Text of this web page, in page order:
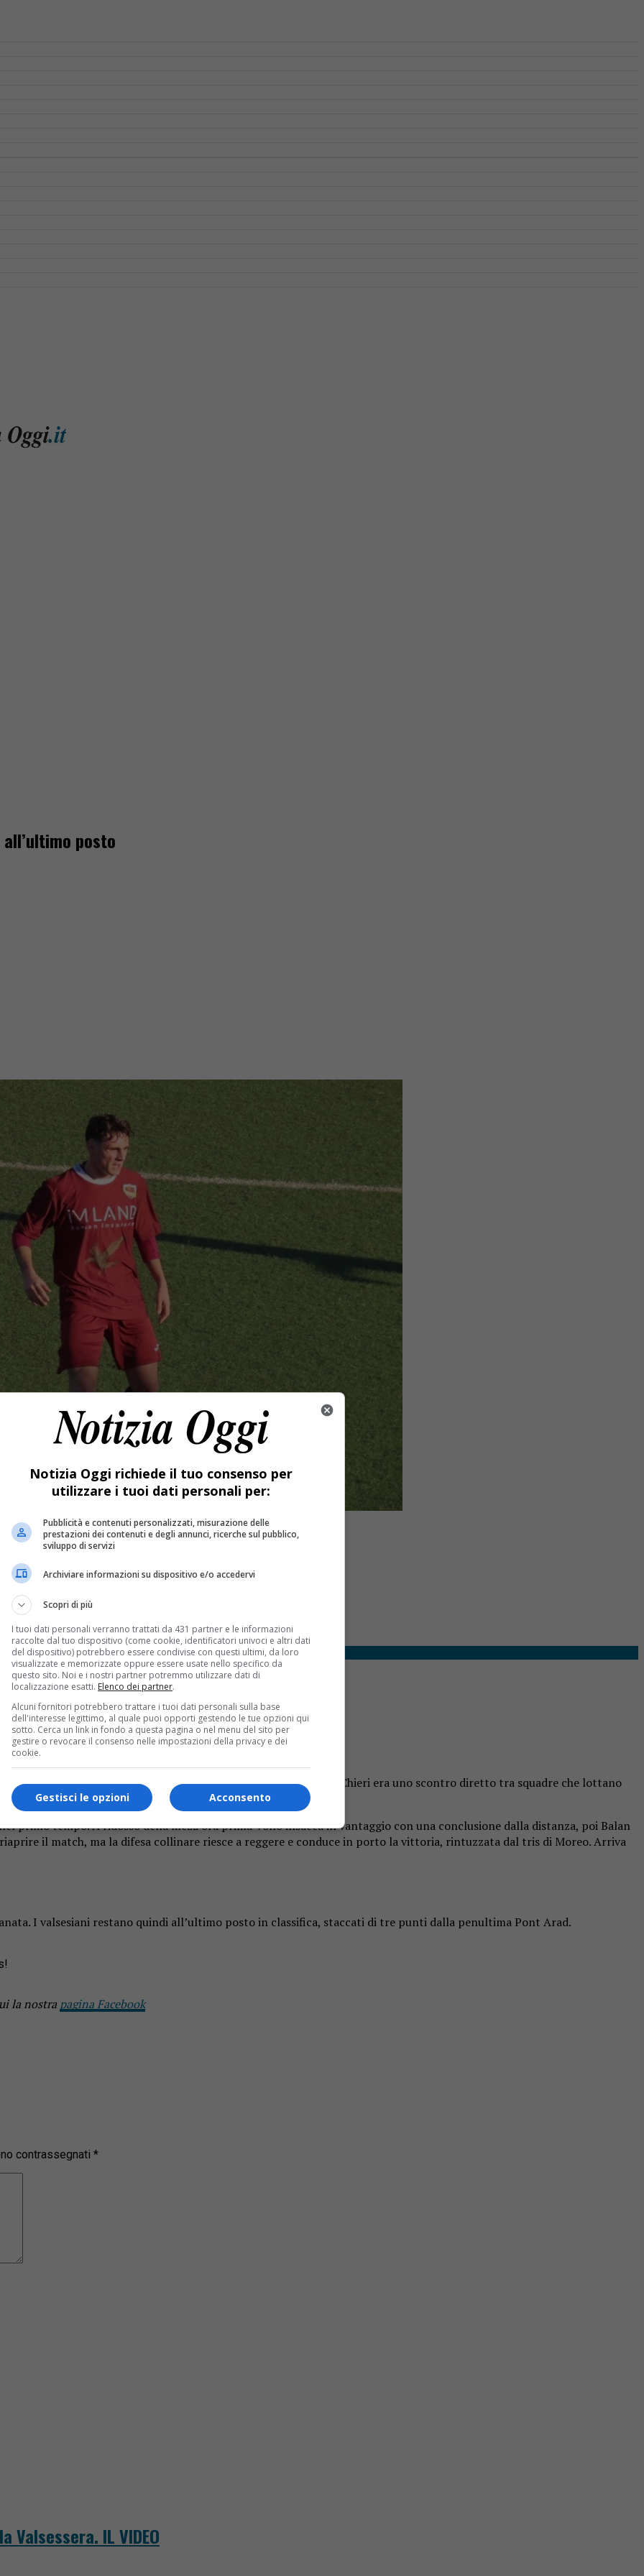
posto
il Chieri i granata rimediano il settimo ko consecutivo.
all’ultimo posto
20 dicembre, è arrivato un ko pesante, visto che con il Chieri era uno scontro diretto tra squadre che lottano
primo tempo. A ridosso della mezz’ora prima Vono insacca in vantaggio con una conclusione dalla distanza, poi Balan
il match, ma la difesa collinare riesce a reggere e conduce in porto la vittoria, rintuzzata dal tris di Moreo. Arriva
I valsesiani restano quindi all’ultimo posto in classifica, staccati di tre punti dalla penultima Pont Arad.
la nostra pagina Facebook
contrassegnati *
IL VIDEO
Notizia Oggi richiede il tuo consenso per
utilizzare i tuoi dati personali per:
Pubblicità e contenuti personalizzati, misurazione delle
prestazioni dei contenuti e degli annunci, ricerche sul pubblico,
sviluppo di servizi
Archiviare informazioni su dispositivo e/o accedervi
Scopri di più
I tuoi dati personali verranno trattati da 431 partner e le informazioni
raccolte dal tuo dispositivo (come cookie, identificatori univoci e altri dati
del dispositivo) potrebbero essere condivise con questi ultimi, da loro
visualizzate e memorizzate oppure essere usate nello specifico da
questo sito. Noi e i nostri partner potremmo utilizzare dati di
localizzazione esatti. Elenco dei partner.
Alcuni fornitori potrebbero trattare i tuoi dati personali sulla base
dell'interesse legittimo, al quale puoi opporti gestendo le tue opzioni qui
sotto. Cerca un link in fondo a questa pagina o nel menu del sito per
gestire o revocare il consenso nelle impostazioni della privacy e dei
cookie.
Acconsento
Gestisci le opzioni